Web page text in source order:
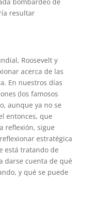
resultar
Roosevelt y
acerca de las
En nuestros días
(los famosos
aunque ya no se
entonces, que
reflexión, sigue
estratégica
está tratando de
darse cuenta de qué
y qué se puede